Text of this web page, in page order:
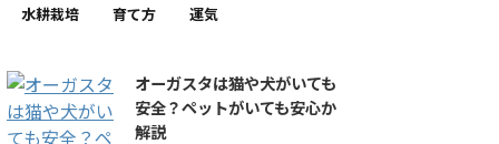
水耕栽培 育て方 運気
オーガスタは猫や犬がいても
安全？ペットがいても安心か
解説